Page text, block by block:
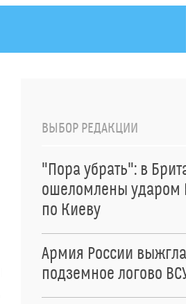
ВЫБОР РЕДАКЦИИ
"Пора убрать": в
ошеломлены ударом
по Киеву
Армия России выжгла
подземное логово